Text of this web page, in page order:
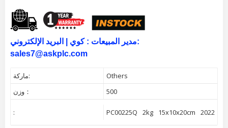
مدير المبيعات :كوي |
البريد الإلكتروني:
sales7@askplc.com
ماركة:
Others
وزن：
500
: PC00225Q 2kg 15x10x20cm 2022